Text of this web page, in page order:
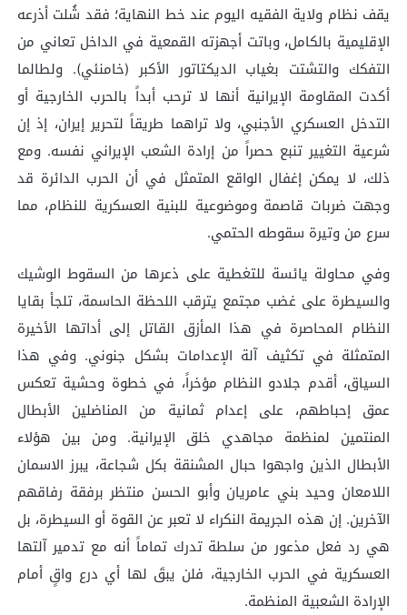
يقف نظام ولاية الفقيه اليوم عند خط النهاية؛ فقد شُلت أذرعه
الإقليمية بالكامل، وباتت أجهزته القمعية في الداخل تعاني من
التفكك والتشتت بغياب الديكتاتور الأكبر (خامنئي). ولطالما
أكدت المقاومة الإيرانية أنها لا ترحب أبداً بالحرب الخارجية أو
التدخل العسكري الأجنبي، ولا تراهما طريقاً لتحرير إيران، إذ إن
شرعية التغيير تنبع حصراً من إرادة الشعب الإيراني نفسه. ومع
ذلك، لا يمكن إغفال الواقع المتمثل في أن الحرب الدائرة قد
وجهت ضربات قاصمة وموضوعية للبنية العسكرية للنظام، مما
سرع من وتيرة سقوطه الحتمي.
وفي محاولة يائسة للتغطية على ذعرها من السقوط الوشيك
والسيطرة على غضب مجتمع يترقب اللحظة الحاسمة، تلجأ بقايا
النظام المحاصرة في هذا المأزق القاتل إلى أداتها الأخيرة
المتمثلة في تكثيف آلة الإعدامات بشكل جنوني. وفي هذا
السياق، أقدم جلادو النظام مؤخراً، في خطوة وحشية تعكس
عمق إحباطهم، على إعدام ثمانية من المناضلين الأبطال
المنتمين لمنظمة مجاهدي خلق الإيرانية. ومن بين هؤلاء
الأبطال الذين واجهوا حبال المشنقة بكل شجاعة، يبرز الاسمان
اللامعان وحيد بني عامريان وأبو الحسن منتظر برفقة رفاقهم
الآخرين. إن هذه الجريمة النكراء لا تعبر عن القوة أو السيطرة، بل
هي رد فعل مذعور من سلطة تدرك تماماً أنه مع تدمير آلتها
العسكرية في الحرب الخارجية، فلن يبقَ لها أي درع واقٍ أمام
الإرادة الشعبية المنظمة.